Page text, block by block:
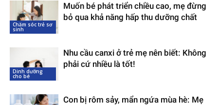
Chăm sóc trẻ sơ
sinh
Muốn bé phát triển chiều cao, mẹ đừng
bỏ qua khả năng hấp thu dưỡng chất
Dinh dưỡng
cho bé
Nhu cầu canxi ở trẻ mẹ nên biết: Không
phải cứ nhiều là tốt!
Con bị rôm sảy, mẩn ngứa mùa hè: Mẹ